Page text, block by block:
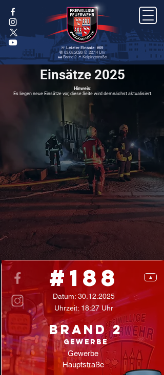
🚨 Letzter Einsatz: #69
📆 03.08.2026 ⏰ 22:14 Uhr
📟 Brand 2 📌 Kolpingstraße
Einsätze 2025
Hinweis:
Es liegen neue Einsätze vor, diese Seite wird demnächst aktualisiert.
#188
Datum: 30.12.2025
Uhrzeit: 18:27 Uhr
▲
Brand 2
Gewerbe
Gewerbe
Hauptstraße